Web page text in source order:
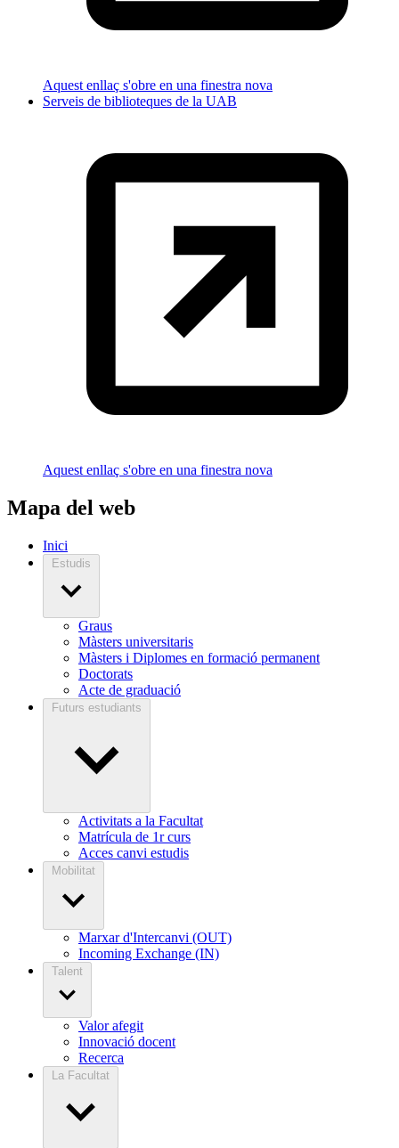
Aquest enllaç s'obre en una finestra nova
Serveis de biblioteques de la UAB
Aquest enllaç s'obre en una finestra nova
Mapa del web
Inici
Estudis
Graus
Màsters universitaris
Màsters i Diplomes en formació permanent
Doctorats
Acte de graduació
Futurs estudiants
Activitats a la Facultat
Matrícula de 1r curs
Acces canvi estudis
Mobilitat
Marxar d'Intercanvi (OUT)
Incoming Exchange (IN)
Talent
Valor afegit
Innovació docent
Recerca
La Facultat